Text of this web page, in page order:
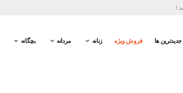
!
جدیدترین ها فروش ویژه زنانه مردانه بچگانه